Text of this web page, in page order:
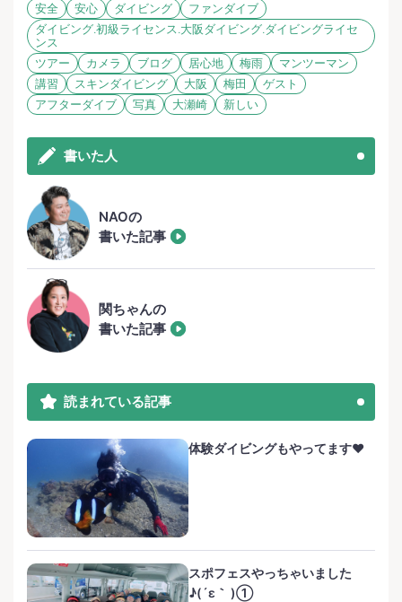
安全 安心 ダイビング
ファンダイブ
ダイビング.初級ライセンス.大阪ダイビング.ダイビングライセ
ンス
ツアー
カメラ ブログ 居心地 梅雨
マンツーマン
講習
スキンダイビング 大阪 梅田
ゲスト
アフターダイブ
写真 大瀬崎 新しい
書いた人
NAOの
書いた記事
関ちゃんの
書いた記事
読まれている記事
体験ダイビングもやってます❤️
スポフェスやっちゃいました
♪(´ε｀ )①